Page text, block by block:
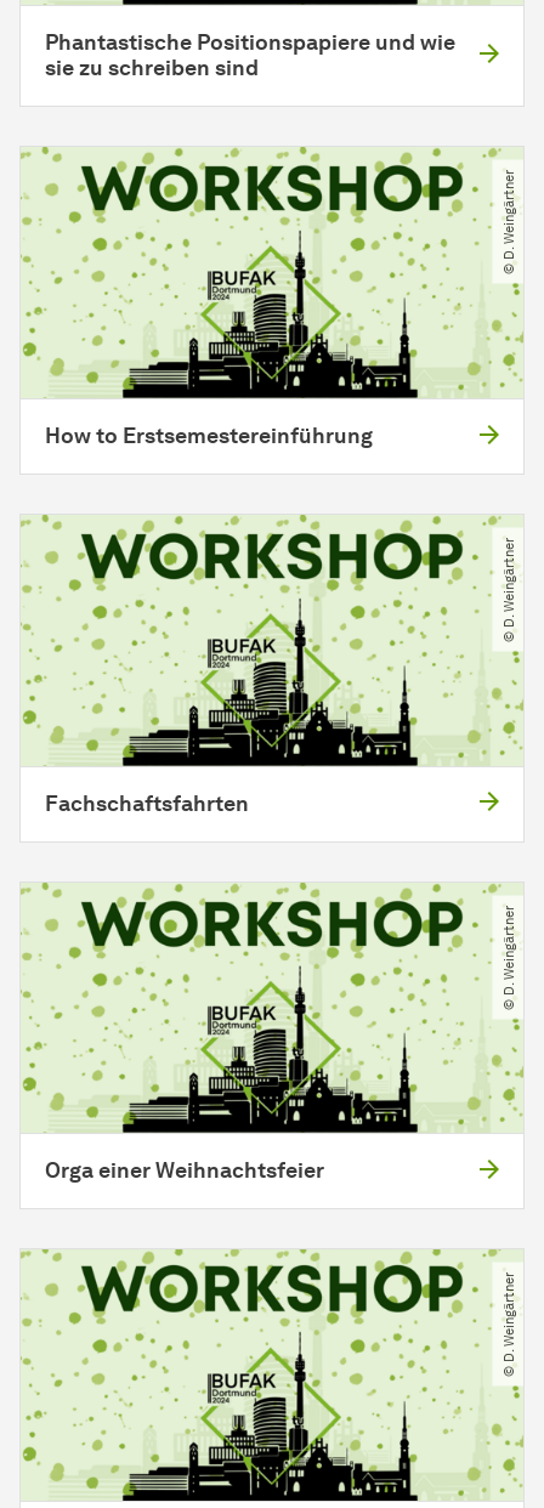
Phantastische Positionspapiere und wie
sie zu schreiben sind
© D. Weingärtner
How to Erstsemestereinführung
© D. Weingärtner
Fachschaftsfahrten
© D. Weingärtner
Orga einer Weihnachtsfeier
© D. Weingärtner